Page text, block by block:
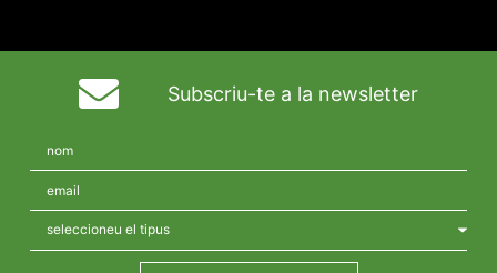
Subscriu-te a la newsletter